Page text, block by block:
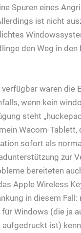
Spuren eines
ist nicht
den Weg in den
waren die
wenn kein
steht
Wacom-Tablett,
sofort als
zur
bereiteten
Apple Wireless
in diesem Fall:
Windows (die ja
ist)